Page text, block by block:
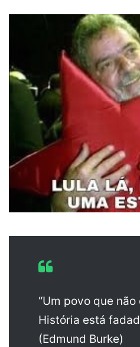
“Um povo que
História está
(Edmund Burke)